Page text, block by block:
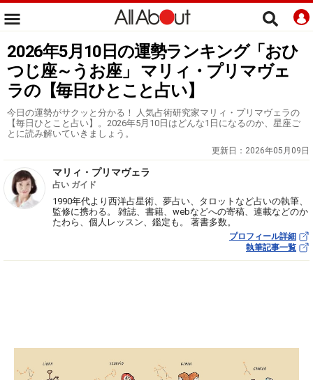
2026年5月10日の運勢ランキング「おひ
つじ座～うお座」 マリィ・プリマヴェ
ラの【毎日ひとこと占い】
今日の運勢がサクッと分かる！ 人気占術研究家マリィ・プリマヴェラの
【毎日ひとこと占い】。2026年5月10日はどんな1日になるのか、星座ご
とに読み解いていきましょう。
更新日： 2026年05月09日
マリィ・プリマヴェラ
占い ガイド
1990年代より西洋占星術、夢占い、タロットなど占いの執筆、
監修に携わる。 雑誌、書籍、webなどへの寄稿、連載などのか
たわら、個人レッスン、鑑定も。 著書多数。
プロフィール詳細
執筆記事一覧